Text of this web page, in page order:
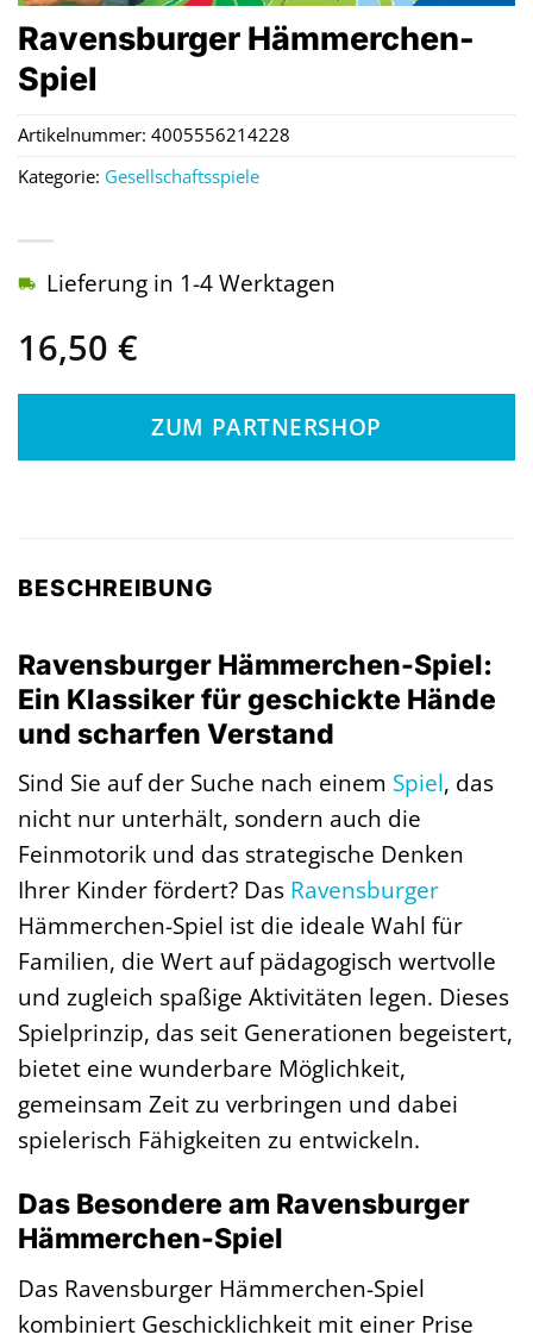
Ravensburger Hämmerchen-
Spiel
16,50 €
Lieferung in 1-4 Werktagen
ZUM PARTNERSHOP
Artikelnummer: 4005556214228
Kategorie: Gesellschaftsspiele
BESCHREIBUNG
Ravensburger Hämmerchen-Spiel:
Ein Klassiker für geschickte Hände
und scharfen Verstand
Sind Sie auf der Suche nach einem Spiel, das
nicht nur unterhält, sondern auch die
Feinmotorik und das strategische Denken
Ihrer Kinder fördert? Das Ravensburger
Hämmerchen-Spiel ist die ideale Wahl für
Familien, die Wert auf pädagogisch wertvolle
und zugleich spaßige Aktivitäten legen. Dieses
Spielprinzip, das seit Generationen begeistert,
bietet eine wunderbare Möglichkeit,
gemeinsam Zeit zu verbringen und dabei
spielerisch Fähigkeiten zu entwickeln.
Das Besondere am Ravensburger
Hämmerchen-Spiel
Das Ravensburger Hämmerchen-Spiel
kombiniert Geschicklichkeit mit einer Prise